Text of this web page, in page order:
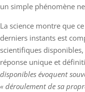
un simple phénomène
La science montre que
derniers instants est
scientifiques
réponse unique et
disponibles évoquent
« déroulement de sa